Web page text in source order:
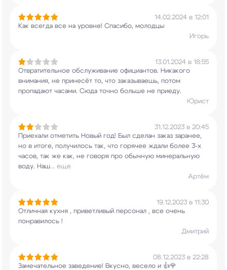
14.02.2024 в 12:01
Как всегда все на уровне! Спасибо, молодцы
Игорь
13.01.2024 в 18:55
Отвратительное обслуживание официантов. Никакого
внимания, не принесёт то, что заказываешь, потом
пропадают часами. Сюда точно больше не приеду.
Юрист
31.12.2023 в 20:45
Приехали отметить Новый год! Был сделан заказ заранее,
но в итоге, получилось так, что горячее ждали более 3-х
часов, так же как, не говоря про обычную минеральную
воду. Наш... еще
Артём
19.12.2023 в 11:30
Отличная кухня , приветливый персонал , все очень
понравилось !
Дмитрий
08.12.2023 в 22:28
Замечательное заведение! Вкусно, весело и 👍🌹